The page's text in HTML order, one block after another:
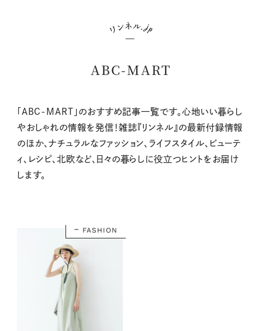
ABC-MART
「ABC-MART」のおすすめ記事一覧です。心地いい暮らし
やおしゃれの情報を発信！雑誌『リンネル』の最新付録情報
のほか、ナチュラルなファッション、ライフスタイル、ビューテ
ィ、レシピ、北欧など、日々の暮らしに役立つヒントをお届け
します。
FASHION